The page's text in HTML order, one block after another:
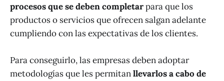
procesos que se deben completarpara que los
productos o servicios que ofrecen salgan adelante
cumpliendo con las expectativas de los clientes.
Para conseguirlo, las empresas deben adoptar
metodologías que les permitanllevarlos a cabo de